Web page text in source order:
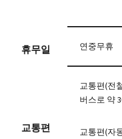
휴무일 연중무휴
교통편
교통편(전
버스로 약
교통편(자